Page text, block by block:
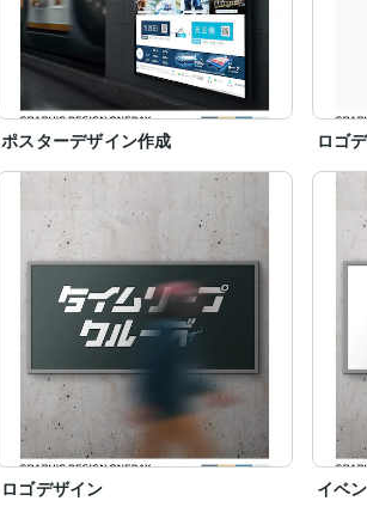
ポスターデザイン作成 ロゴ
ロゴデザイン イベ